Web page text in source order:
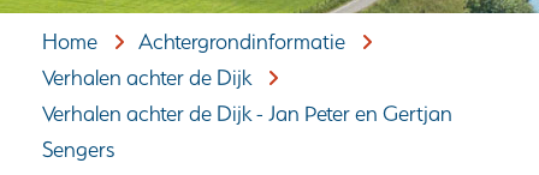
Home
Achtergrondinformatie
Verhalen achter de Dijk
Verhalen achter de Dijk - Jan Peter en Gertjan
Sengers